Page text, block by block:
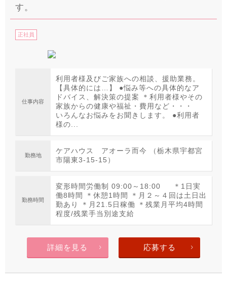
す。
正社員
仕事内容
利用者様及びご家族への相談、援助業務。
【具体的には…】 ●悩み等への具体的なア
ドバイス、解決策の提案 ＊利用者様やその
家族からの健康や福祉・費用など・・・
いろんなお悩みをお聞きします。 ●利用者
様の...
勤務地
ケアハウス アオーラ而今 （栃木県宇都宮
市陽東3-15-15）
勤務時間
変形時間労働制 09:00～18:00 ＊1日実
働8時間 ＊休憩1時間 ＊月２～４回は土日出
勤あり ＊月21.5日稼働 ＊残業月平均4時間
程度/残業手当別途支給
詳細を見る 応募する